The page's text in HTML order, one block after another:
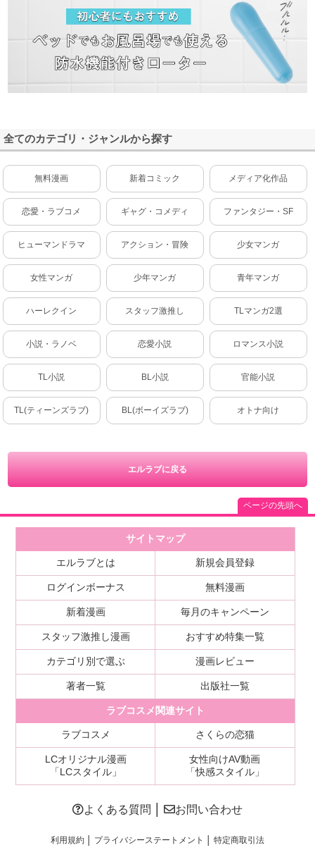
全てのカテゴリ・ジャンルから探す
無料漫画 新着コミック メディア化作品
恋愛・ラブコメ ギャグ・コメディ ファンタジー・SF
ヒューマンドラマ アクション・冒険 少女マンガ
女性マンガ 少年マンガ 青年マンガ
ハーレクイン スタッフ激推し TLマンガ2選
小説・ラノベ 恋愛小説 ロマンス小説
TL小説 BL小説 官能小説
TL(ティーンズラブ) BL(ボーイズラブ) オトナ向け
エルラブに戻る
ページの先頭へ
サイトマップ
エルラブとは 新規会員登録
ログインボーナス 無料漫画
新着漫画 毎月のキャンペーン
スタッフ激推し漫画 おすすめ特集一覧
カテゴリ別で選ぶ 漫画レビュー
著者一覧 出版社一覧
ラブコスメ関連サイト
ラブコスメ さくらの恋猫
LCオリジナル漫画
「LCスタイル」
女性向けAV動画
「快感スタイル」
よくある質問 お問い合わせ
利用規約│ プライバシーステートメント 特定商取引法